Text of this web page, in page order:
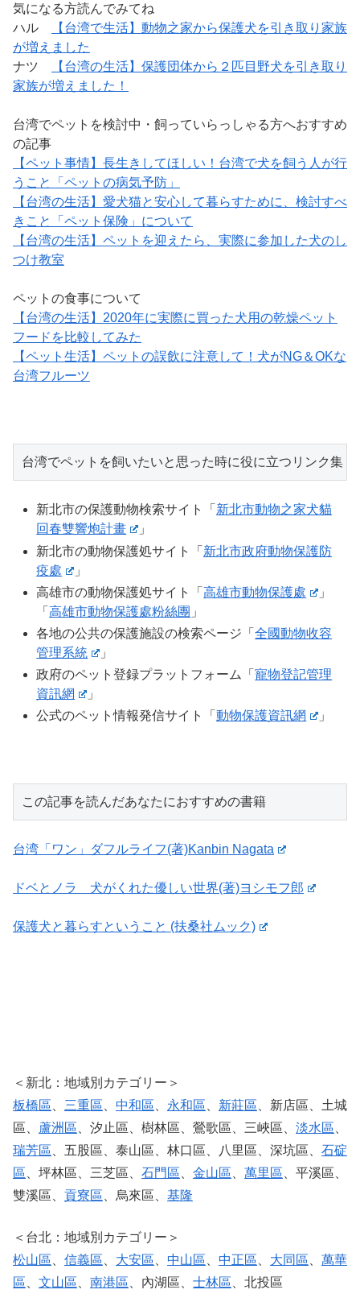
気になる方読んでみてね
ハル
【台湾で生活】動物之家から保護犬を引き取り家族
が増えました
ナツ
【台湾の生活】保護団体から２匹目野犬を引き取り
家族が増えました！
台湾でペットを検討中・飼っていらっしゃる方へおすすめ
の記事
【ペット事情】長生きしてほしい！台湾で犬を飼う人が行
うこと「ペットの病気予防」
【台湾の生活】愛犬猫と安心して暮らすために、検討すべ
きこと「ペット保険」について
【台湾の生活】ペットを迎えたら、実際に参加した犬のし
つけ教室
ペットの食事について
【台湾の生活】2020年に実際に買った犬用の乾燥ペット
フードを比較してみた
【ペット生活】ペットの誤飲に注意して！犬がNG＆OKな
台湾フルーツ
台湾でペットを飼いたいと思った時に役に立つリンク集
新北市の保護動物検索サイト「 新北市動物之家犬貓
回春雙響炮計畫
」
新北市の動物保護処サイト「 新北市政府動物保護防
疫處
」
高雄市の動物保護処サイト「高雄市動物保護處
」
「高雄市動物保護處粉絲團 」
各地の公共の保護施設の検索ページ「全國動物收容
管理系統
」
政府のペット登録プラットフォーム「寵物登記管理
資訊網
」
公式のペット情報発信サイト「動物保護資訊網 」
この記事を読んだあなたにおすすめの書籍
台湾「ワン」ダフルライフ(著)Kanbin Nagata
ドベとノラ 犬がくれた優しい世界(著)ヨシモフ郎
保護犬と暮らすということ (扶桑社ムック)
＜新北：地域別カテゴリー＞
板橋區
三重區 中和區 永和區 新莊區 、新店區、土城
區、 蘆洲區 、汐止區、樹林區、鶯歌區、三峽區、 淡水區
瑞芳區 、五股區、泰山區、林口區、八里區、深坑區、 石碇
區 、坪林區、三芝區、 石門區 金山區 萬里區 、平溪區、
雙溪區、 貢寮區 、烏來區、 基隆
＜台北：地域別カテゴリー＞
松山區
信義區 大安區 中山區 中正區 大同區
萬華
區
文山區 南港區 、內湖區、 士林區 、北投區